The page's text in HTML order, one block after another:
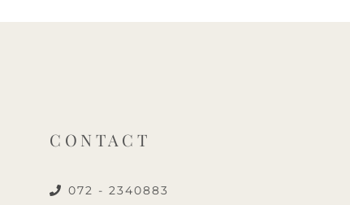
CONTACT
072 - 2340883